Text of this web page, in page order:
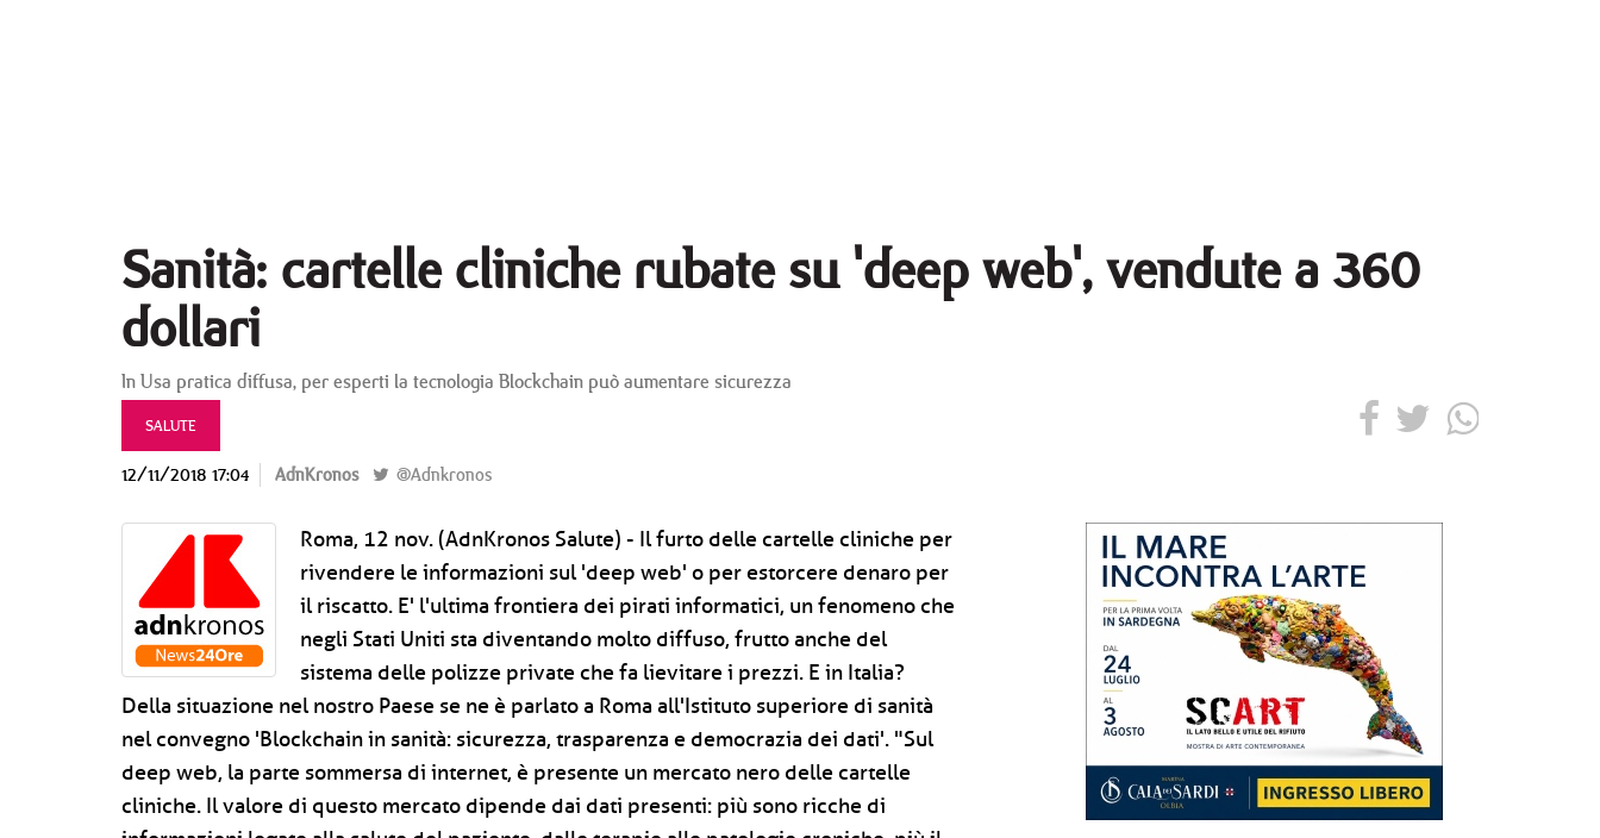
Sanità: cartelle cliniche rubate su 'deep web', vendute a 360
dollari
In Usa pratica diffusa, per esperti la tecnologia Blockchain può aumentare sicurezza
SALUTE
12/11/2018 17:04 AdnKronos @Adnkronos
Roma, 12 nov. (AdnKronos Salute) - Il furto delle cartelle cliniche per
rivendere le informazioni sul 'deep web' o per estorcere denaro per
il riscatto. E' l'ultima frontiera dei pirati informatici, un fenomeno che
negli Stati Uniti sta diventando molto diffuso, frutto anche del
sistema delle polizze private che fa lievitare i prezzi. E in Italia?
Della situazione nel nostro Paese se ne è parlato a Roma all'Istituto superiore di sanità
nel convegno 'Blockchain in sanità: sicurezza, trasparenza e democrazia dei dati'. "Sul
deep web, la parte sommersa di internet, è presente un mercato nero delle cartelle
cliniche. Il valore di questo mercato dipende dai dati presenti: più sono ricche di